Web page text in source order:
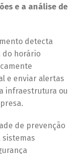
e a análise de
detecta
do horário
e enviar alertas
infraestrutura ou
de prevenção
sistemas